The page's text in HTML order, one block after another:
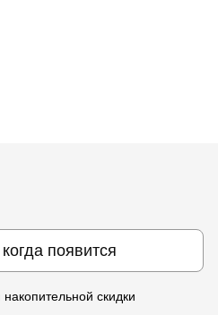
появится
скидки